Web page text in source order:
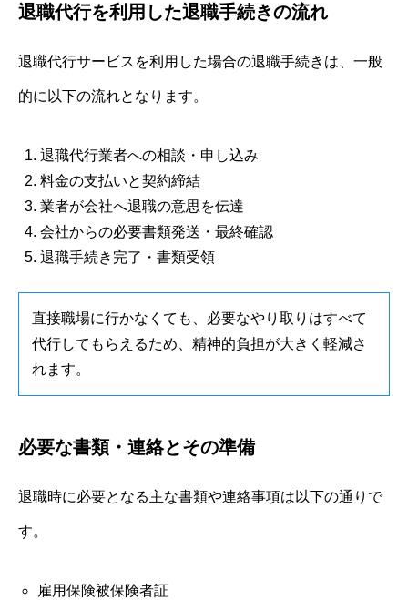
退職代行を利用した退職手続きの流れ
退職代行サービスを利用した場合の退職手続きは、一般
的に以下の流れとなります。
退職代行業者への相談・申し込み
料金の支払いと契約締結
業者が会社へ退職の意思を伝達
会社からの必要書類発送・最終確認
退職手続き完了・書類受領
直接職場に行かなくても、必要なやり取りはすべて
代行してもらえるため、精神的負担が大きく軽減さ
れます。
必要な書類・連絡とその準備
退職時に必要となる主な書類や連絡事項は以下の通りで
す。
雇用保険被保険者証